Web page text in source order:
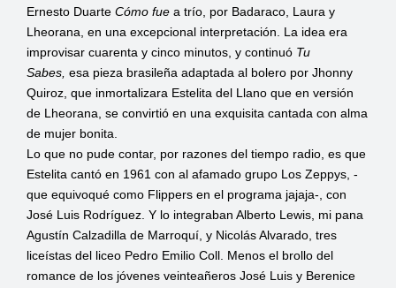
Ernesto Duarte Cómo fue a trío, por Badaraco, Laura y
Lheorana, en una excepcional interpretación. La idea era
improvisar cuarenta y cinco minutos, y continuó Tu
Sabes, esa pieza brasileña adaptada al bolero por Jhonny
Quiroz, que inmortalizara Estelita del Llano que en versión
de Lheorana, se convirtió en una exquisita cantada con alma
de mujer bonita.
Lo que no pude contar, por razones del tiempo radio, es que
Estelita cantó en 1961 con al afamado grupo Los Zeppys, -
que equivoqué como Flippers en el programa jajaja-, con
José Luis Rodríguez. Y lo integraban Alberto Lewis, mi pana
Agustín Calzadilla de Marroquí, y Nicolás Alvarado, tres
liceístas del liceo Pedro Emilio Coll. Menos el brollo del
romance de los jóvenes veinteañeros José Luis y Berenice